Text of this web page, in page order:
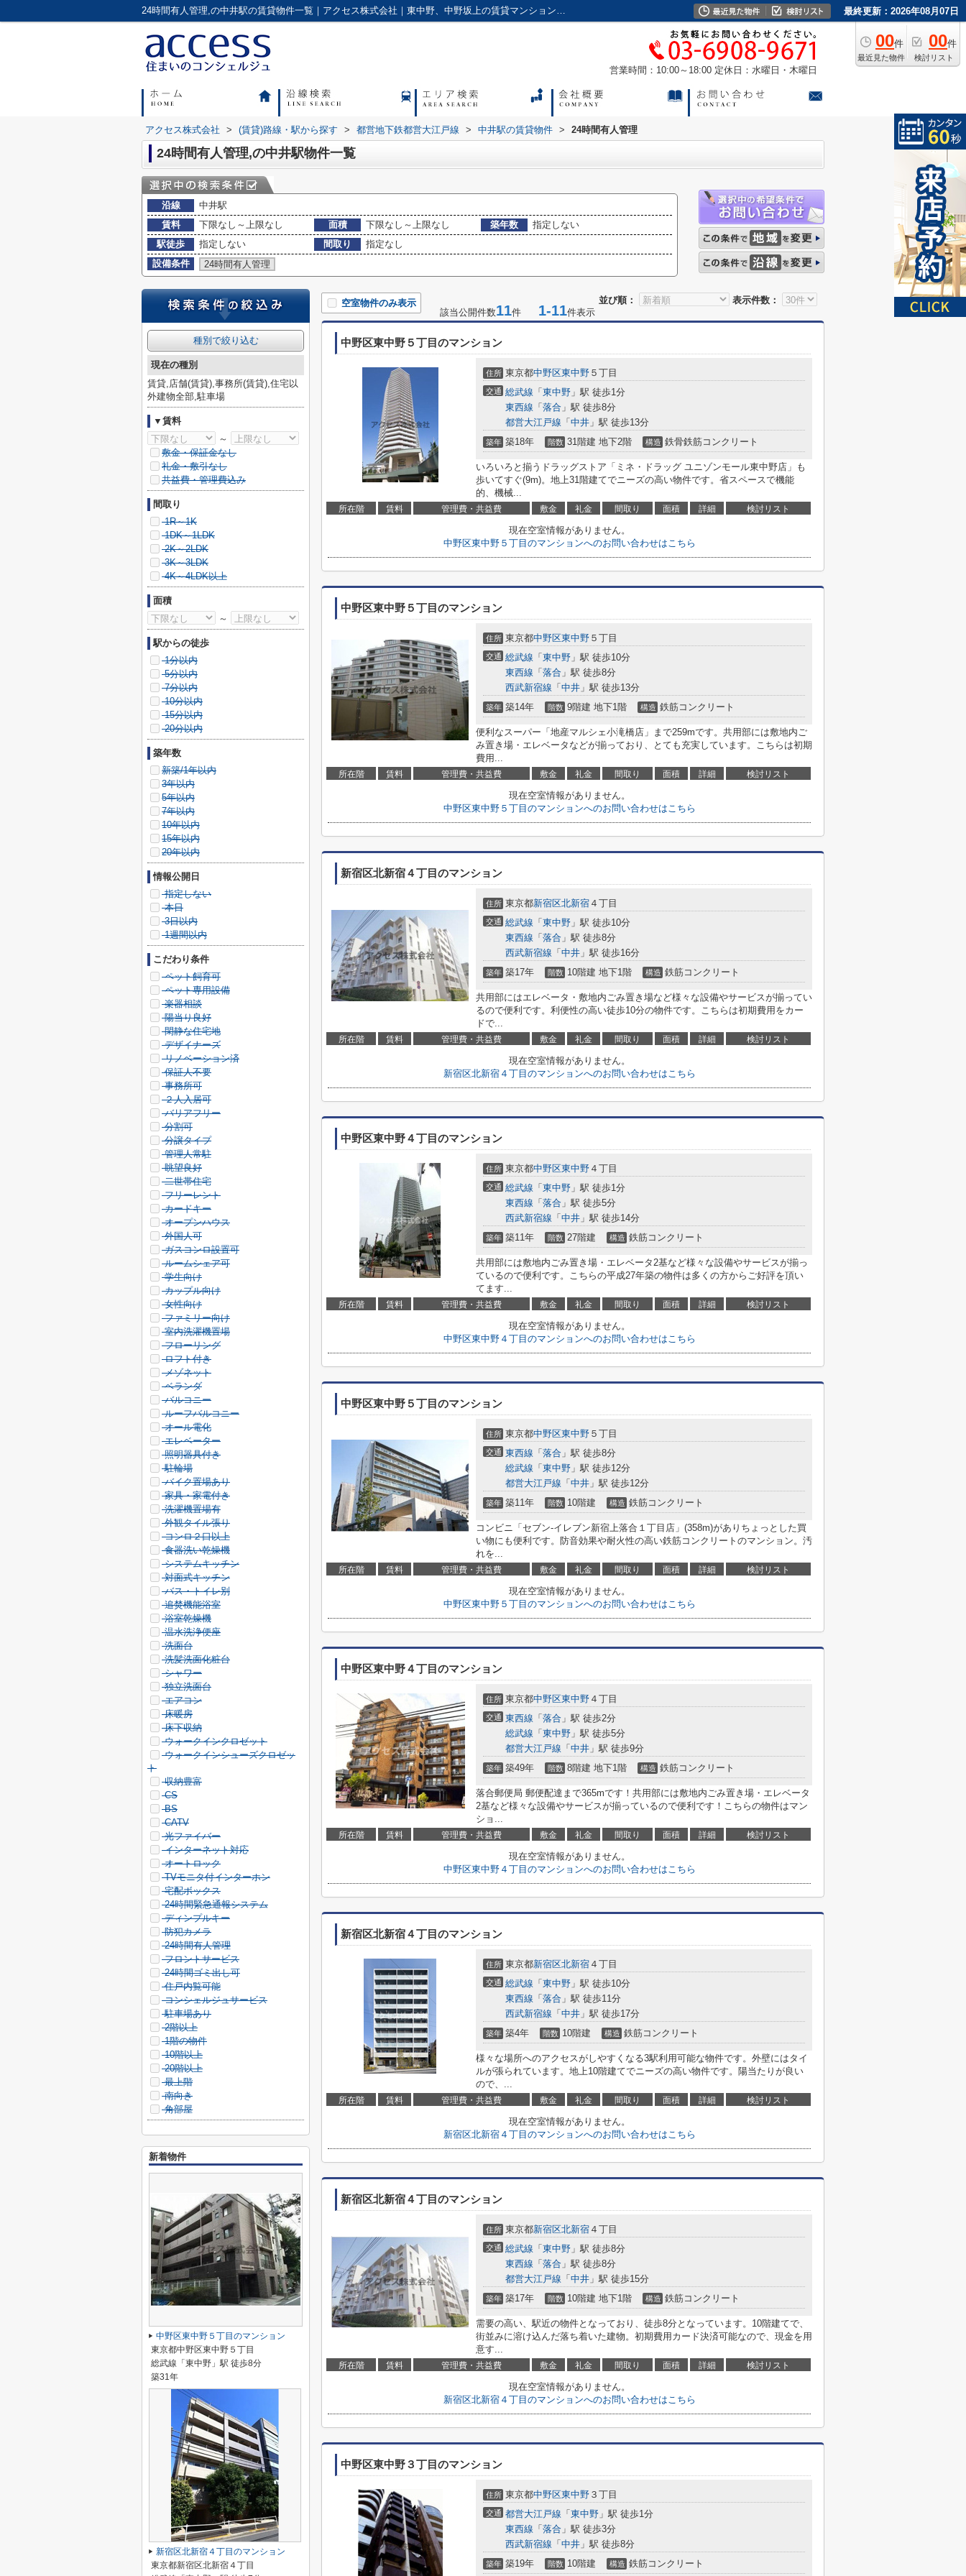
24時間有人管理,の中井駅の賃貸物件一覧｜アクセス株式会社｜東中野、中野坂上の賃貸マンションやアパートに強い不動産会社 最終更新：2026年08月07日
00件
最近見た物件
00件
検討リスト
営業時間：10:00～18:00 定休日：水曜日・木曜日
アクセス株式会社 > (賃貸)路線・駅から探す > 都営地下鉄都営大江戸線 > 中井駅の賃貸物件 > 24時間有人管理
24時間有人管理,の中井駅物件一覧
沿線
中井駅
賃料
下限なし～上限なし 面積 下限なし～上限なし 築年数
指定しない
駅徒歩
指定しない 間取り
指定なし
設備条件
24時間有人管理
並び順： 表示件数：
空室物件のみ表示
該当公開件数11件 1-11件表示
中野区東中野５丁目のマンション
住所 東京都中野区東中野 ５丁目
交通 総武線 「 東中野 」駅 徒歩1分
東西線 「 落合 」駅 徒歩8分
都営大江戸線 「 中井 」駅 徒歩13分
築年 築18年 階数 31階建 地下2階 構造 鉄骨鉄筋コンクリート
いろいろと揃うドラッグストア「ミネ・ドラッグ ユニゾンモール東中野店」も
歩いてすぐ(9m)。地上31階建てでニーズの高い物件です。省スペースで機能
的、機械...
所在階 賃料 管理費・共益費 敷金 礼金 間取り 面積 詳細 検討リスト
現在空室情報がありません。
中野区東中野５丁目のマンションへのお問い合わせはこちら
中野区東中野５丁目のマンション
住所 東京都中野区東中野 ５丁目
交通 総武線 「 東中野 」駅 徒歩10分
東西線 「 落合 」駅 徒歩8分
西武新宿線 「 中井 」駅 徒歩13分
築年 築14年 階数 9階建 地下1階 構造 鉄筋コンクリート
便利なスーパー「地産マルシェ小滝橋店」まで259mです。共用部には敷地内ご
み置き場・エレベータなどが揃っており、とても充実しています。こちらは初期
費用...
所在階 賃料 管理費・共益費 敷金 礼金 間取り 面積 詳細 検討リスト
現在空室情報がありません。
中野区東中野５丁目のマンションへのお問い合わせはこちら
新宿区北新宿４丁目のマンション
住所 東京都新宿区北新宿 ４丁目
交通 総武線 「 東中野 」駅 徒歩10分
東西線 「 落合 」駅 徒歩8分
西武新宿線 「 中井 」駅 徒歩16分
築年 築17年 階数 10階建 地下1階 構造 鉄筋コンクリート
共用部にはエレベータ・敷地内ごみ置き場など様々な設備やサービスが揃ってい
るので便利です。利便性の高い徒歩10分の物件です。こちらは初期費用をカー
ドで...
所在階 賃料 管理費・共益費 敷金 礼金 間取り 面積 詳細 検討リスト
現在空室情報がありません。
新宿区北新宿４丁目のマンションへのお問い合わせはこちら
中野区東中野４丁目のマンション
住所 東京都中野区東中野 ４丁目
交通 総武線 「 東中野 」駅 徒歩1分
東西線 「 落合 」駅 徒歩5分
西武新宿線 「 中井 」駅 徒歩14分
築年 築11年 階数 27階建 構造 鉄筋コンクリート
共用部には敷地内ごみ置き場・エレベータ2基など様々な設備やサービスが揃っ
ているので便利です。こちらの平成27年築の物件は多くの方からご好評を頂い
てます...
所在階 賃料 管理費・共益費 敷金 礼金 間取り 面積 詳細 検討リスト
現在空室情報がありません。
中野区東中野４丁目のマンションへのお問い合わせはこちら
中野区東中野５丁目のマンション
住所 東京都中野区東中野 ５丁目
交通 東西線 「 落合 」駅 徒歩8分
総武線 「 東中野 」駅 徒歩12分
都営大江戸線 「 中井 」駅 徒歩12分
築年 築11年 階数 10階建 構造 鉄筋コンクリート
コンビニ「セブン-イレブン新宿上落合１丁目店」(358m)がありちょっとした買
い物にも便利です。防音効果や耐火性の高い鉄筋コンクリートのマンション。汚
れを...
所在階 賃料 管理費・共益費 敷金 礼金 間取り 面積 詳細 検討リスト
現在空室情報がありません。
中野区東中野５丁目のマンションへのお問い合わせはこちら
中野区東中野４丁目のマンション
住所 東京都中野区東中野 ４丁目
交通 東西線 「 落合 」駅 徒歩2分
総武線 「 東中野 」駅 徒歩5分
都営大江戸線 「 中井 」駅 徒歩9分
築年 築49年 階数 8階建 地下1階 構造 鉄筋コンクリート
落合郵便局 郵便配達まで365mです！共用部には敷地内ごみ置き場・エレベータ
2基など様々な設備やサービスが揃っているので便利です！こちらの物件はマン
ショ...
所在階 賃料 管理費・共益費 敷金 礼金 間取り 面積 詳細 検討リスト
現在空室情報がありません。
中野区東中野４丁目のマンションへのお問い合わせはこちら
新宿区北新宿４丁目のマンション
住所 東京都新宿区北新宿 ４丁目
交通 総武線 「 東中野 」駅 徒歩10分
東西線 「 落合 」駅 徒歩11分
西武新宿線 「 中井 」駅 徒歩17分
築年 築4年 階数 10階建 構造 鉄筋コンクリート
様々な場所へのアクセスがしやすくなる3駅利用可能な物件です。外壁にはタイ
ルが張られています。地上10階建てでニーズの高い物件です。陽当たりが良い
ので、...
所在階 賃料 管理費・共益費 敷金 礼金 間取り 面積 詳細 検討リスト
現在空室情報がありません。
新宿区北新宿４丁目のマンションへのお問い合わせはこちら
新宿区北新宿４丁目のマンション
住所 東京都新宿区北新宿 ４丁目
交通 総武線 「 東中野 」駅 徒歩8分
東西線 「 落合 」駅 徒歩8分
都営大江戸線 「 中井 」駅 徒歩15分
築年 築17年 階数 10階建 地下1階 構造 鉄筋コンクリート
需要の高い、駅近の物件となっており、徒歩8分となっています。10階建てで、
街並みに溶け込んだ落ち着いた建物。初期費用カード決済可能なので、現金を用
意す...
所在階 賃料 管理費・共益費 敷金 礼金 間取り 面積 詳細 検討リスト
現在空室情報がありません。
新宿区北新宿４丁目のマンションへのお問い合わせはこちら
中野区東中野３丁目のマンション
住所 東京都中野区東中野 ３丁目
交通 都営大江戸線 「 東中野 」駅 徒歩1分
東西線 「 落合 」駅 徒歩3分
西武新宿線 「 中井 」駅 徒歩8分
築年 築19年 階数 10階建 構造 鉄筋コンクリート
種別で絞り込む
現在の種別
賃貸,店舗(賃貸),事務所(賃貸),住宅以
外建物全部,駐車場
▼賃料
～
敷金・保証金なし
礼金・敷引なし
共益費・管理費込み
間取り
1R～1K
1DK～1LDK
2K～2LDK
3K～3LDK
4K～4LDK以上
面積
～
駅からの徒歩
1分以内
5分以内
7分以内
10分以内
15分以内
20分以内
築年数
新築/1年以内
3年以内
5年以内
7年以内
10年以内
15年以内
20年以内
情報公開日
指定しない
本日
3日以内
1週間以内
こだわり条件
ペット飼育可
ペット専用設備
楽器相談
陽当り良好
閑静な住宅地
デザイナーズ
リノベーション済
保証人不要
事務所可
２人入居可
バリアフリー
分割可
分譲タイプ
管理人常駐
眺望良好
二世帯住宅
フリーレント
カードキー
オープンハウス
外国人可
ガスコンロ設置可
ルームシェア可
学生向け
カップル向け
女性向け
ファミリー向け
室内洗濯機置場
フローリング
ロフト付き
メゾネット
ベランダ
バルコニー
ルーフバルコニー
オール電化
エレベーター
照明器具付き
駐輪場
バイク置場あり
家具・家電付き
洗濯機置場有
外観タイル張り
コンロ２口以上
食器洗い乾燥機
システムキッチン
対面式キッチン
バス・トイレ別
追焚機能浴室
浴室乾燥機
温水洗浄便座
洗面台
洗髪洗面化粧台
シャワー
独立洗面台
エアコン
床暖房
床下収納
ウォークインクロゼット
ウォークインシューズクロゼッ
ト
収納豊富
CS
BS
CATV
光ファイバー
インターネット対応
オートロック
TVモニタ付インターホン
宅配ボックス
24時間緊急通報システム
ディンプルキー
防犯カメラ
24時間有人管理
フロントサービス
24時間ゴミ出し可
住戸内覧可能
コンシェルジュサービス
駐車場あり
2階以上
1階の物件
10階以上
20階以上
最上階
南向き
角部屋
新着物件
中野区東中野５丁目のマンション
東京都中野区東中野５丁目
総武線「東中野」駅 徒歩8分
築31年
新宿区北新宿４丁目のマンション
東京都新宿区北新宿４丁目